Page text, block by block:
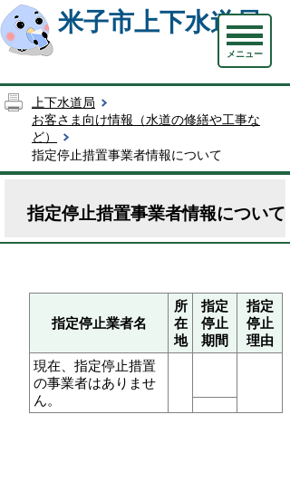
米子市上下水道局
メニュー
上下水道局
お客さま向け情報（水道の修繕や工事な
ど）
指定停止措置事業者情報について
指定停止措置事業者情報について
指定停止業者名
所
在
地
指定
停止
期間
指定
停止
理由
現在、指定停止措置
の事業者はありませ
ん。